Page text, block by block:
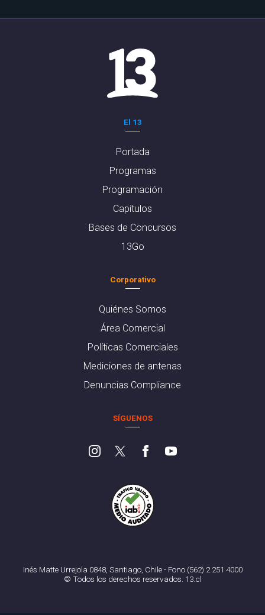
El 13
Portada
Programas
Programación
Capítulos
Bases de Concursos
13Go
Corporativo
Quiénes Somos
Área Comercial
Políticas Comerciales
Mediciones de antenas
Denuncias Compliance
SÍGUENOS
Inés Matte Urrejola 0848, Santiago, Chile - Fono (562) 2 251 4000
© Todos los derechos reservados. 13.cl